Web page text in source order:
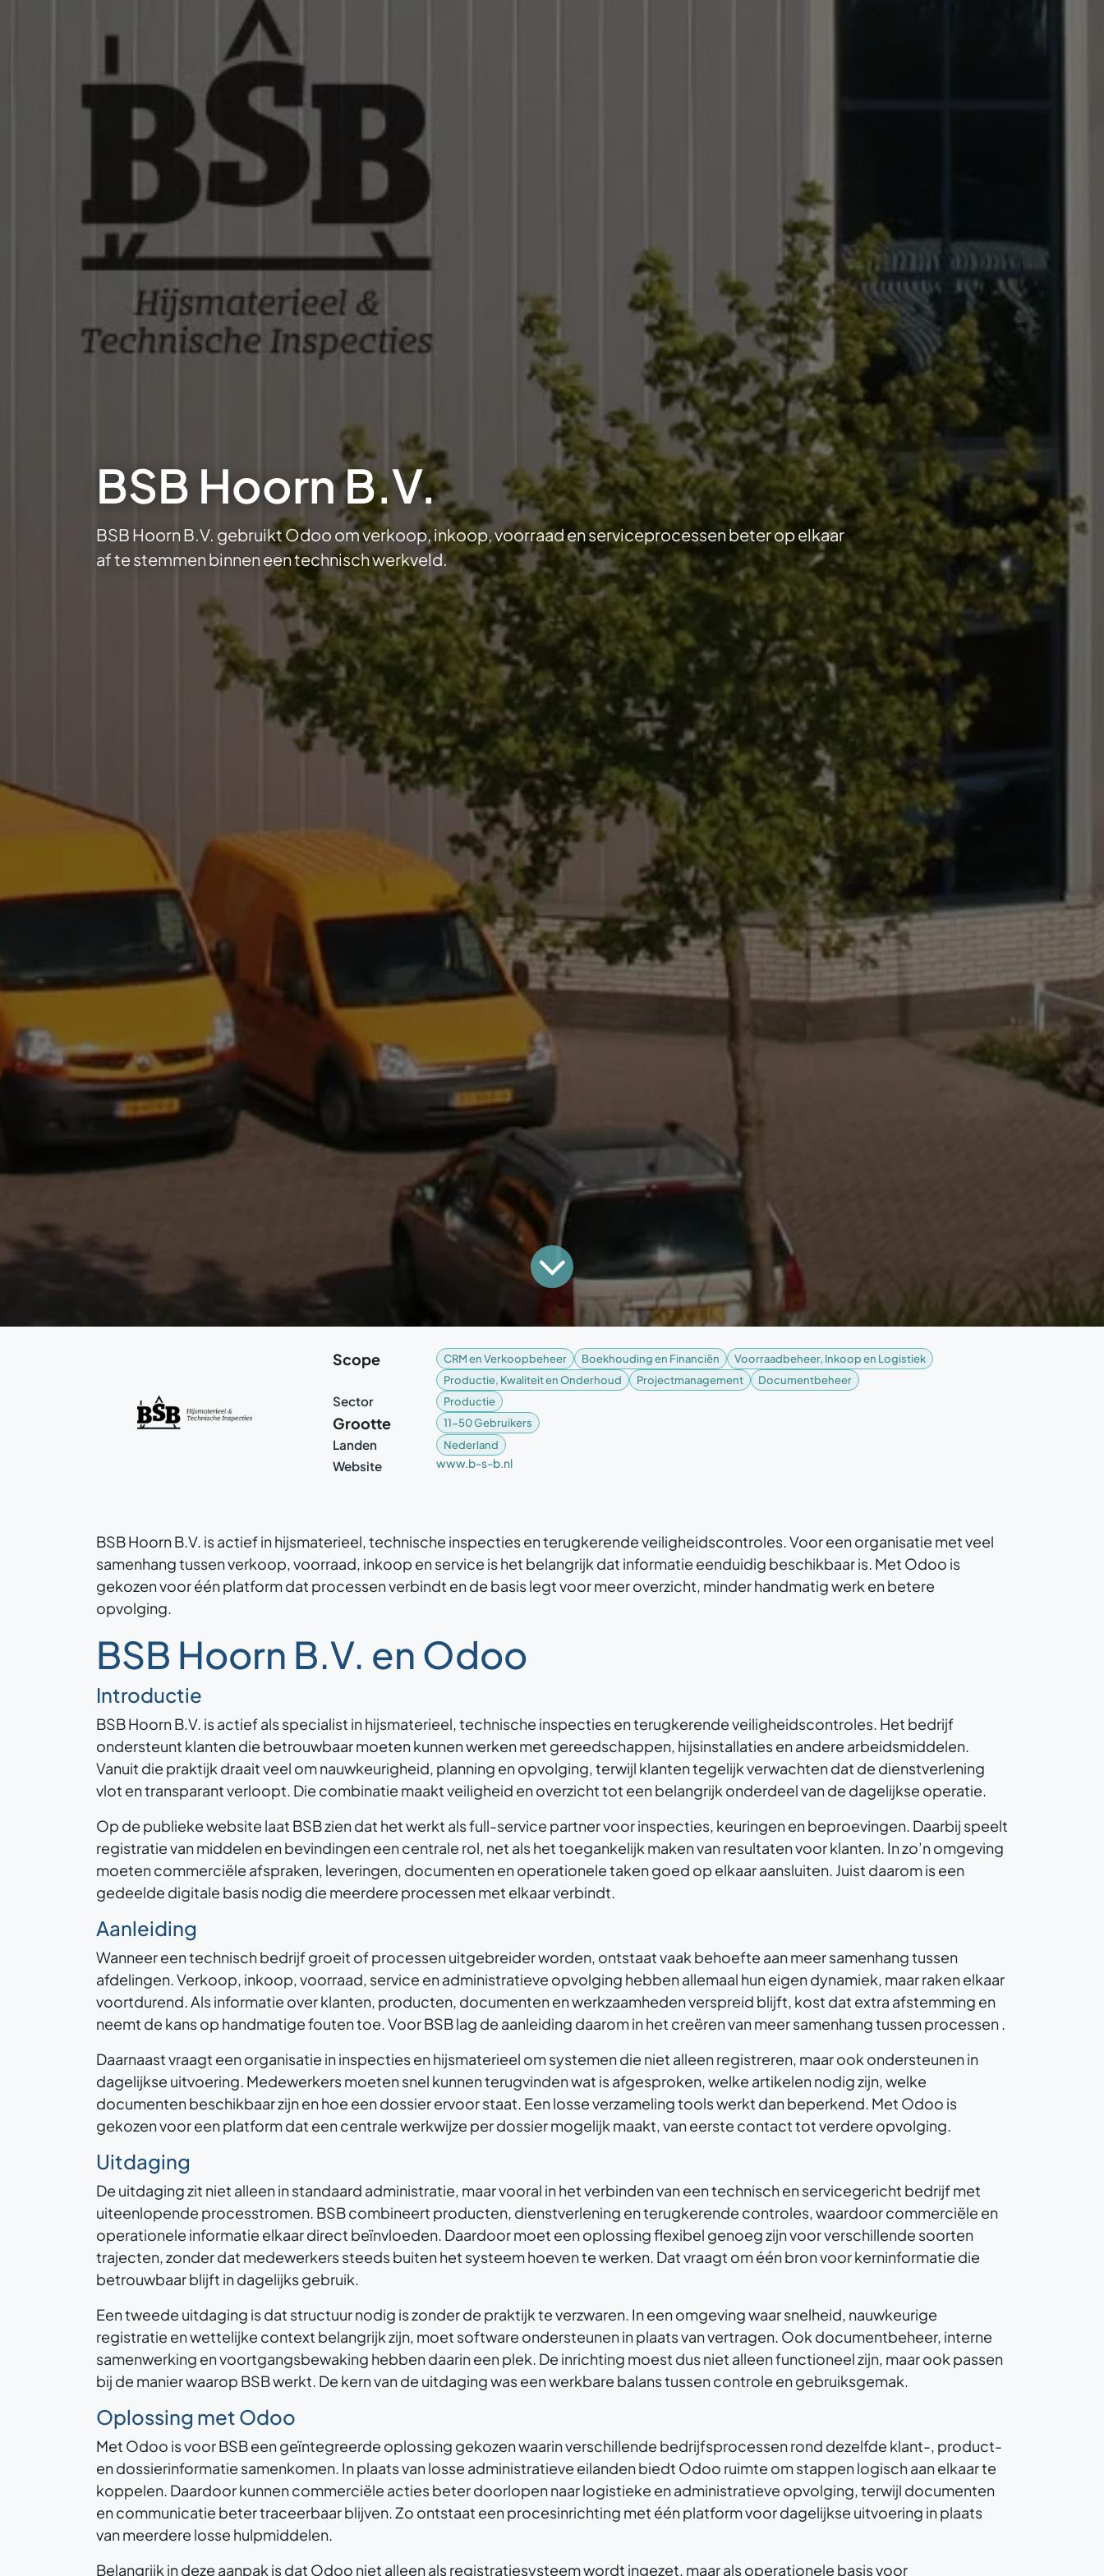
BSB Hoorn B.V.
BSB Hoorn B.V. gebruikt Odoo om verkoop, inkoop, voorraad en serviceprocessen beter op elkaar
af te stemmen binnen een technisch werkveld.
Scope CRM en Verkoopbeheer Boekhouding en Financiën
Voorraadbeheer, Inkoop en Logistiek
Productie, Kwaliteit en Onderhoud
Projectmanagement Documentbeheer
Sector Productie
Grootte 11-50 Gebruikers
Landen Nederland
Website www.b-s-b.nl
BSB Hoorn B.V. is actief in hijsmaterieel, technische inspecties en terugkerende veiligheidscontroles. Voor een organisatie met veel
samenhang tussen verkoop, voorraad, inkoop en service is het belangrijk dat informatie eenduidig beschikbaar is. Met Odoo is
gekozen voor één platform dat processen verbindt en de basis legt voor meer overzicht, minder handmatig werk en betere
opvolging.
BSB Hoorn B.V. en Odoo
Introductie
BSB Hoorn B.V. is actief als specialist in hijsmaterieel, technische inspecties en terugkerende veiligheidscontroles. Het bedrijf
ondersteunt klanten die betrouwbaar moeten kunnen werken met gereedschappen, hijsinstallaties en andere arbeidsmiddelen.
Vanuit die praktijk draait veel om nauwkeurigheid, planning en opvolging, terwijl klanten tegelijk verwachten dat de dienstverlening
vlot en transparant verloopt. Die combinatie maakt veiligheid en overzicht tot een belangrijk onderdeel van de dagelijkse operatie.
Op de publieke website laat BSB zien dat het werkt als full-service partner voor inspecties, keuringen en beproevingen. Daarbij speelt
registratie van middelen en bevindingen een centrale rol, net als het toegankelijk maken van resultaten voor klanten. In zo’n omgeving
moeten commerciële afspraken, leveringen, documenten en operationele taken goed op elkaar aansluiten. Juist daarom is een
gedeelde digitale basis nodig die meerdere processen met elkaar verbindt.
Aanleiding
Wanneer een technisch bedrijf groeit of processen uitgebreider worden, ontstaat vaak behoefte aan meer samenhang tussen
afdelingen. Verkoop, inkoop, voorraad, service en administratieve opvolging hebben allemaal hun eigen dynamiek, maar raken elkaar
voortdurend. Als informatie over klanten, producten, documenten en werkzaamheden verspreid blijft, kost dat extra afstemming en
neemt de kans op handmatige fouten toe. Voor BSB lag de aanleiding daarom in het creëren van meer samenhang tussen processen .
Daarnaast vraagt een organisatie in inspecties en hijsmaterieel om systemen die niet alleen registreren, maar ook ondersteunen in
dagelijkse uitvoering. Medewerkers moeten snel kunnen terugvinden wat is afgesproken, welke artikelen nodig zijn, welke
documenten beschikbaar zijn en hoe een dossier ervoor staat. Een losse verzameling tools werkt dan beperkend. Met Odoo is
gekozen voor een platform dat een centrale werkwijze per dossier mogelijk maakt, van eerste contact tot verdere opvolging.
Uitdaging
De uitdaging zit niet alleen in standaard administratie, maar vooral in het verbinden van een technisch en servicegericht bedrijf met
uiteenlopende processtromen. BSB combineert producten, dienstverlening en terugkerende controles, waardoor commerciële en
operationele informatie elkaar direct beïnvloeden. Daardoor moet een oplossing flexibel genoeg zijn voor verschillende soorten
trajecten, zonder dat medewerkers steeds buiten het systeem hoeven te werken. Dat vraagt om één bron voor kerninformatie die
betrouwbaar blijft in dagelijks gebruik.
Een tweede uitdaging is dat structuur nodig is zonder de praktijk te verzwaren. In een omgeving waar snelheid, nauwkeurige
registratie en wettelijke context belangrijk zijn, moet software ondersteunen in plaats van vertragen. Ook documentbeheer, interne
samenwerking en voortgangsbewaking hebben daarin een plek. De inrichting moest dus niet alleen functioneel zijn, maar ook passen
bij de manier waarop BSB werkt. De kern van de uitdaging was een werkbare balans tussen controle en gebruiksgemak.
Oplossing met Odoo
Met Odoo is voor BSB een geïntegreerde oplossing gekozen waarin verschillende bedrijfsprocessen rond dezelfde klant-, product-
en dossierinformatie samenkomen. In plaats van losse administratieve eilanden biedt Odoo ruimte om stappen logisch aan elkaar te
koppelen. Daardoor kunnen commerciële acties beter doorlopen naar logistieke en administratieve opvolging, terwijl documenten
en communicatie beter traceerbaar blijven. Zo ontstaat een procesinrichting met één platform voor dagelijkse uitvoering in plaats
van meerdere losse hulpmiddelen.
Belangrijk in deze aanpak is dat Odoo niet alleen als registratiesysteem wordt ingezet, maar als operationele basis voor